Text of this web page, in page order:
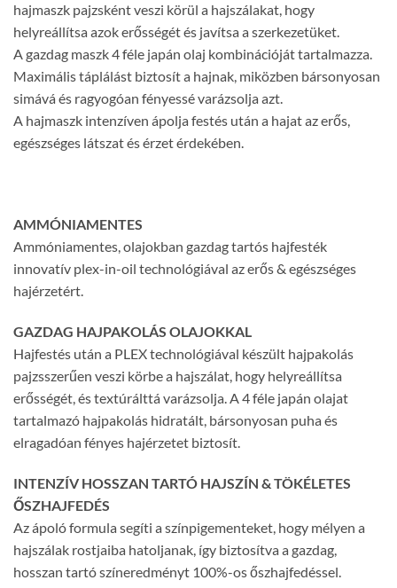
hajmaszk pajzsként veszi körül a hajszálakat, hogy
helyreállítsa azok erősségét és javítsa a szerkezetüket.
A gazdag maszk 4 féle japán olaj kombinációját tartalmazza.
Maximális táplálást biztosít a hajnak, miközben bársonyosan
simává és ragyogóan fényessé varázsolja azt.
A hajmaszk intenzíven ápolja festés után a hajat az erős,
egészséges látszat és érzet érdekében.
AMMÓNIAMENTES
Ammóniamentes, olajokban gazdag tartós hajfesték
innovatív plex-in-oil technológiával az erős & egészséges
hajérzetért.
GAZDAG HAJPAKOLÁS OLAJOKKAL
Hajfestés után a PLEX technológiával készült hajpakolás
pajzsszerűen veszi körbe a hajszálat, hogy helyreállítsa
erősségét, és textúrálttá varázsolja. A 4 féle japán olajat
tartalmazó hajpakolás hidratált, bársonyosan puha és
elragadóan fényes hajérzetet biztosít.
INTENZÍV HOSSZAN TARTÓ HAJSZÍN & TÖKÉLETES
ŐSZHAJFEDÉS
Az ápoló formula segíti a színpigementeket, hogy mélyen a
hajszálak rostjaiba hatoljanak, így biztosítva a gazdag,
hosszan tartó színeredményt 100%-os őszhajfedéssel.